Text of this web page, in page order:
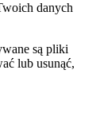
danych
są pliki
lub usunąć,